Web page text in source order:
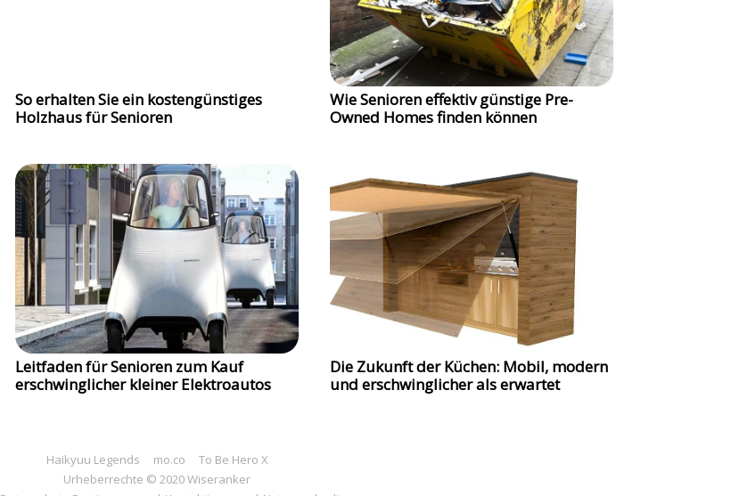
So erhalten Sie ein kostengünstiges
Holzhaus für Senioren
Wie Senioren effektiv günstige Pre-
Owned Homes finden können
Leitfaden für Senioren zum Kauf
erschwinglicher kleiner Elektroautos
Die Zukunft der Küchen: Mobil, modern
und erschwinglicher als erwartet
Haikyuu Legends mo.co
To Be Hero X
Urheberrechte © 2020 Wiseranker